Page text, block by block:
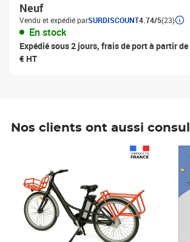
Neuf
Vendu et expédié parSURDISCOUNT4.74/5(23)
En stock
Expédié sous 2 jours, frais de port à partir
€ HT
Nos clients ont aussi
Prix